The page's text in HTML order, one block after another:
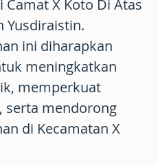
X Koto Di Atas
Yusdiraistin.
ini diharapkan
meningkatkan
memperkuat
serta mendorong
di Kecamatan X